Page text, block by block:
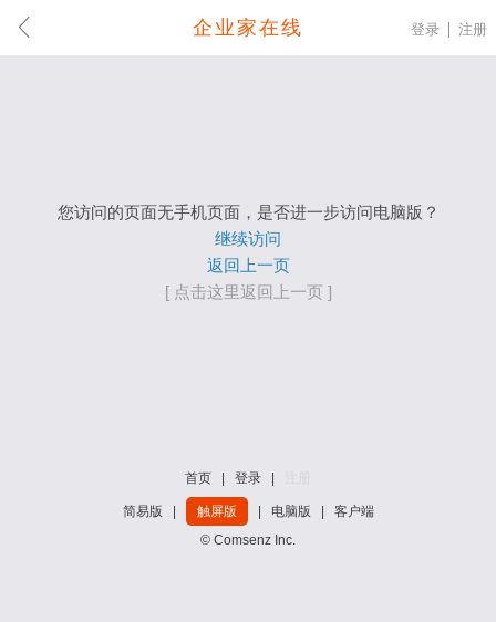
企业家在线 登录 注册
您访问的页面无手机页面，是否进一步访问电脑版？
继续访问
返回上一页
[ 点击这里返回上一页 ]
首页 登录
简易版 触屏版 电脑版
客户端
© Comsenz Inc.